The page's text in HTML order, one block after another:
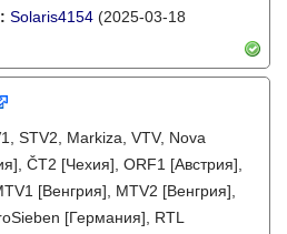
Solaris4154 (2025-03-18
STV2, Markiza, VTV, Nova
ČT2 [Чехия], ORF1 [Австрия],
[Венгрия], MTV2 [Венгрия],
[Германия], RTL